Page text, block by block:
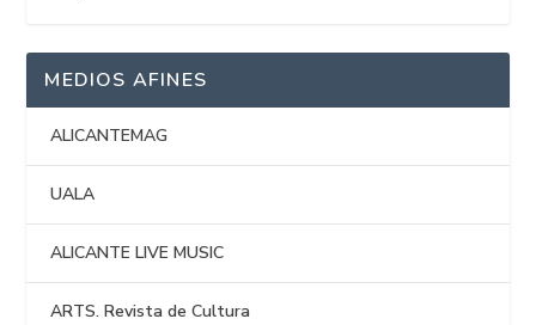
MEDIOS AFINES
ALICANTEMAG
UALA
ALICANTE LIVE MUSIC
ARTS. Revista de Cultura